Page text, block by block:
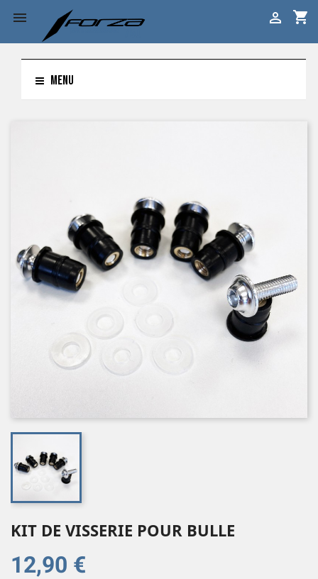
 shopping_cart

MENU
KIT DE VISSERIE POUR BULLE
12,90 €